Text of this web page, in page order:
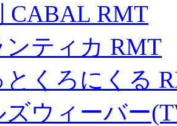
CABAL RMT
ンティカ RMT
とくろにくる
ズウィーバー